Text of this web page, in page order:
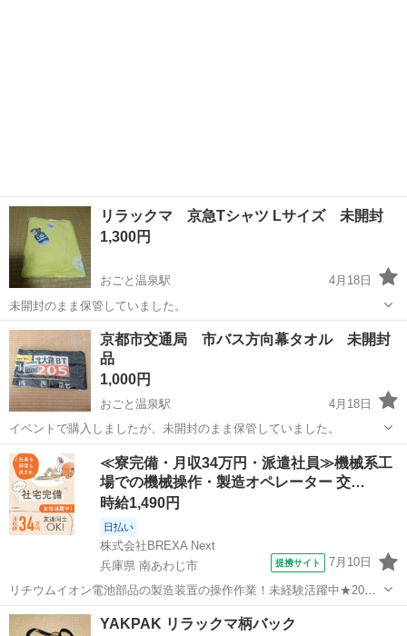
リラックマ 京急Tシャツ Lサイズ 未開封
1,300円
おごと温泉駅
4月18日
未開封のまま保管していました。
滋賀 大津市 おごと温泉駅 ノベルティグッズ
リラックマ
京都市交通局 市バス方向幕タオル 未開封
品
1,000円
おごと温泉駅
4月18日
イベントで購入しましたが、未開封のまま保管していました。
滋賀 大津市 おごと温泉駅 ノベルティグッズ 方向幕
≪寮完備・月収34万円・派遣社員≫機械系工
場での機械操作・製造オペレーター 交…
時給1,490円
日払い
株式会社BREXA Next
兵庫県 南あわじ市
提携サイト 7月10日
リチウムイオン電池部品の製造装置の操作作業！未経験活躍中★20～
50代の男性活躍中！嬉しい時給1,490円！生活支援物資事前対応可◎ワ
ンルーム寮完備！赴任旅費会社負担！正社員登用制度あり◎《兵庫県
兵庫 南あわじ市 その他
YAKPAK リラックマ柄バック